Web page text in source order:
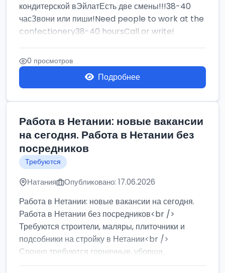
кондитерской вЭйлатЕсть две смены!!!38-40
часЗвони или пиши!Need people to work at the
confectionery38-40 hoursCall or write!
0 просмотров
Подробнее
Работа в Нетании: новые вакансии
на сегодня. Работа в Нетании без
посредников
Требуются
Натания Опубликовано: 17.06.2026
Работа в Нетании: новые вакансии на сегодня.
Работа в Нетании без посредников<br />
Требуются строители, маляры, плиточники и
подсобники на стройку в Нетании<br />
Срочно требуются горничные, уборщи...